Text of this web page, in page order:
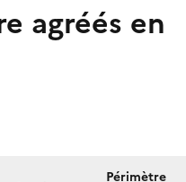
agréés en
Périmètre